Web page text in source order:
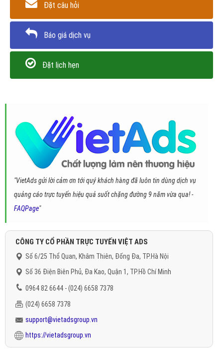
Đặt câu hỏi
Báo giá dịch vụ
Đặt lịch hẹn
"VietAds gửi lời cảm ơn tới quý khách hàng đã luôn tin dùng dịch vụ
quảng cáo trực tuyến hiệu quả suốt chặng đường 9 năm vừa qua! -
FAQPage"
CÔNG TY CỔ PHẦN TRỰC TUYẾN VIỆT ADS
Số 6/25 Thổ Quan, Khâm Thiên, Đống Đa, TP.Hà Nội
Số 36 Điện Biên Phủ, Đa Kao, Quận 1, TP.Hồ Chí Minh
0964 82 6644 - (024) 6658 7378
(024) 6658 7378
support@vietadsgroup.vn
https://vietadsgroup.vn